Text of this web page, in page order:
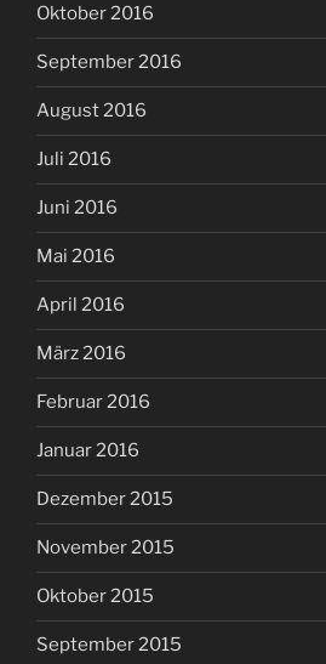
Oktober 2016
September 2016
August 2016
Juli 2016
Juni 2016
Mai 2016
April 2016
März 2016
Februar 2016
Januar 2016
Dezember 2015
November 2015
Oktober 2015
September 2015